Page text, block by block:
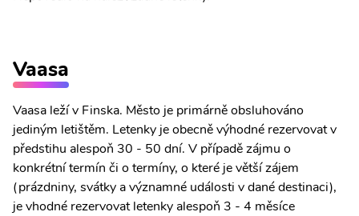
Vaasa
Vaasa leží v Finska. Město je primárně obsluhováno
jediným letištěm. Letenky je obecně výhodné rezervovat v
předstihu alespoň 30 - 50 dní. V případě zájmu o
konkrétní termín či o termíny, o které je větší zájem
(prázdniny, svátky a významné události v dané destinaci),
je vhodné rezervovat letenky alespoň 3 - 4 měsíce